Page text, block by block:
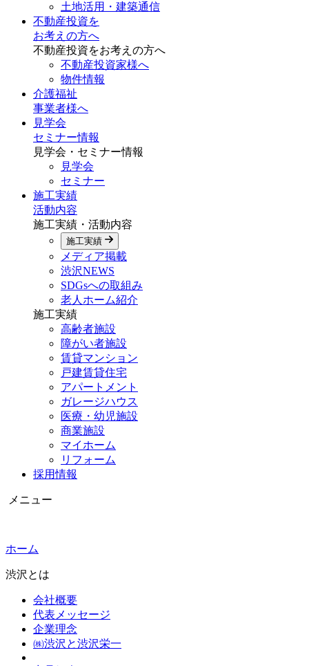
土地活用・建築通信
不動産投資を
お考えの方へ
不動産投資をお考えの方へ
不動産投資家様へ
物件情報
介護福祉
事業者様へ
見学会
セミナー情報
見学会・セミナー情報
見学会
セミナー
施工実績
活動内容
施工実績・活動内容
施工実績
メディア掲載
渋沢NEWS
SDGsへの取組み
老人ホーム紹介
施工実績
高齢者施設
障がい者施設
賃貸マンション
戸建賃貸住宅
アパートメント
ガレージハウス
医療・幼児施設
商業施設
マイホーム
リフォーム
採用情報
メニュー
ホーム
渋沢とは
会社概要
代表メッセージ
企業理念
㈱渋沢と渋沢栄一